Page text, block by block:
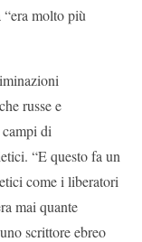
“era molto più
russe e
di
“E questo fa un
come i liberatori
mai quante
scrittore ebreo